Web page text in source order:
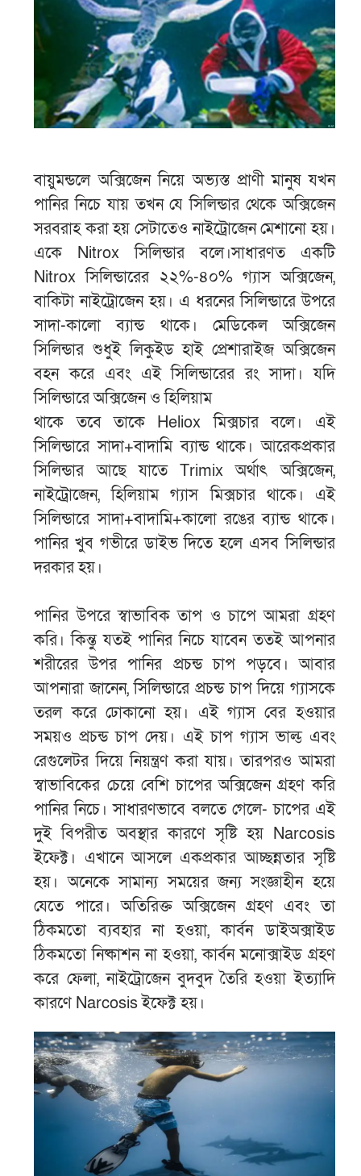
বায়ুমন্ডলে অক্সিজেন নিয়ে অভ্যস্ত প্রাণী মানুষ যখন
পানির নিচে যায় তখন যে সিলিন্ডার থেকে অক্সিজেন
সরবরাহ করা হয় সেটাতেও নাইট্রোজেন মেশানো হয়।
একে Nitrox সিলিন্ডার বলে।সাধারণত একটি
Nitrox সিলিন্ডারের ২২%-৪০% গ্যাস অক্সিজেন,
বাকিটা নাইট্রোজেন হয়। এ ধরনের সিলিন্ডারে উপরে
সাদা-কালো ব্যান্ড থাকে। মেডিকেল অক্সিজেন
সিলিন্ডার শুধুই লিকুইড হাই প্রেশারাইজ অক্সিজেন
বহন করে এবং এই সিলিন্ডারের রং সাদা। যদি
সিলিন্ডারে অক্সিজেন ও হিলিয়াম
থাকে তবে তাকে Heliox মিক্সচার বলে। এই
সিলিন্ডারে সাদা+বাদামি ব্যান্ড থাকে। আরেকপ্রকার
সিলিন্ডার আছে যাতে Trimix অর্থাৎ অক্সিজেন,
নাইট্রোজেন, হিলিয়াম গ্যাস মিক্সচার থাকে। এই
সিলিন্ডারে সাদা+বাদামি+কালো রঙের ব্যান্ড থাকে।
পানির খুব গভীরে ডাইভ দিতে হলে এসব সিলিন্ডার
দরকার হয়।
পানির উপরে স্বাভাবিক তাপ ও চাপে আমরা গ্রহণ
করি। কিন্তু যতই পানির নিচে যাবেন ততই আপনার
শরীরের উপর পানির প্রচন্ড চাপ পড়বে। আবার
আপনারা জানেন, সিলিন্ডারে প্রচন্ড চাপ দিয়ে গ্যাসকে
তরল করে ঢোকানো হয়। এই গ্যাস বের হওয়ার
সময়ও প্রচন্ড চাপ দেয়। এই চাপ গ্যাস ভাল্ভ এবং
রেগুলেটর দিয়ে নিয়ন্ত্রণ করা যায়। তারপরও আমরা
স্বাভাবিকের চেয়ে বেশি চাপের অক্সিজেন গ্রহণ করি
পানির নিচে। সাধারণভাবে বলতে গেলে- চাপের এই
দুই বিপরীত অবস্থার কারণে সৃষ্টি হয় Narcosis
ইফেক্ট। এখানে আসলে একপ্রকার আচ্ছন্নতার সৃষ্টি
হয়। অনেকে সামান্য সময়ের জন্য সংজ্ঞাহীন হয়ে
যেতে পারে। অতিরিক্ত অক্সিজেন গ্রহণ এবং তা
ঠিকমতো ব্যবহার না হওয়া, কার্বন ডাইঅক্সাইড
ঠিকমতো নিষ্কাশন না হওয়া, কার্বন মনোক্সাইড গ্রহণ
করে ফেলা, নাইট্রোজেন বুদবুদ তৈরি হওয়া ইত্যাদি
কারণে Narcosis ইফেক্ট হয়।